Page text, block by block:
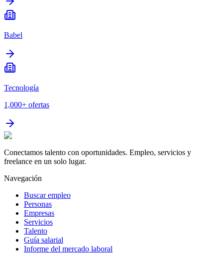
Babel
Tecnología
1,000+ ofertas
Conectamos talento con oportunidades. Empleo, servicios y
freelance en un solo lugar.
Navegación
Buscar empleo
Personas
Empresas
Servicios
Talento
Guía salarial
Informe del mercado laboral